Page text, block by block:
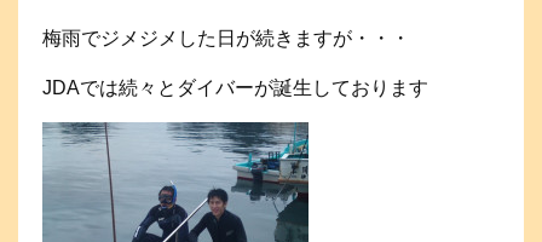
梅雨でジメジメした日が続きますが・・・
JDAでは続々とダイバーが誕生しております